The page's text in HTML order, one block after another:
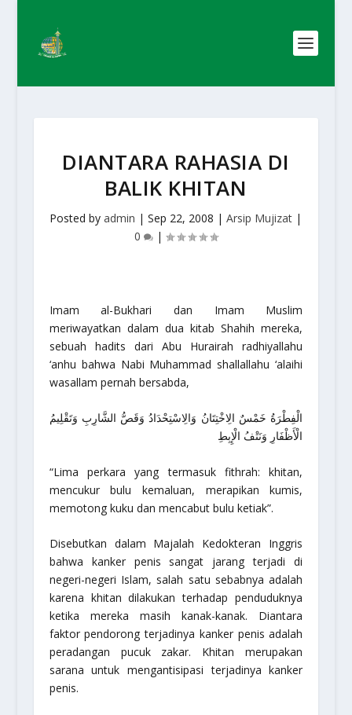
DIANTARA RAHASIA DI
BALIK KHITAN
Posted byadmin |Sep 22, 2008 |Arsip Mujizat |
0
|
Imam al-Bukhari dan Imam Muslim
meriwayatkan dalam dua kitab Shahih mereka,
sebuah hadits dari Abu Hurairah radhiyallahu
‘anhu bahwa Nabi Muhammad shallallahu ‘alaihi
wasallam pernah bersabda,
الْفِطْرَةُ خَمْسٌ الِاخْتِتَانُ وَالِاسْتِحْدَادُ وَقَصُّ الشَّارِبِ وَتَقْلِيمُ
الْأَظْفَارِ وَنَتْفُ الْإِبِطِ
“Lima perkara yang termasuk fithrah: khitan,
mencukur bulu kemaluan, merapikan kumis,
memotong kuku dan mencabut bulu ketiak”.
Disebutkan dalam Majalah Kedokteran Inggris
bahwa kanker penis sangat jarang terjadi di
negeri-negeri Islam, salah satu sebabnya adalah
karena khitan dilakukan terhadap penduduknya
ketika mereka masih kanak-kanak. Diantara
faktor pendorong terjadinya kanker penis adalah
peradangan pucuk zakar. Khitan merupakan
sarana untuk mengantisipasi terjadinya kanker
penis.